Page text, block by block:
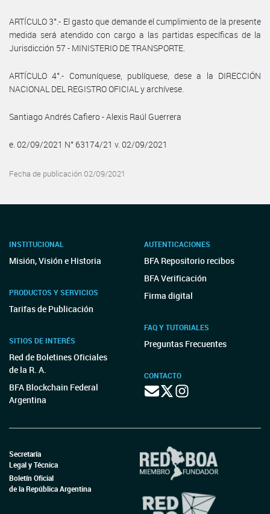
ARTÍCULO 3°.- El gasto que demande el cumplimiento de la presente
medida será atendido con cargo a las partidas específicas de la
Jurisdicción 57 - MINISTERIO DE TRANSPORTE.
ARTÍCULO 4°.- Comuníquese, publíquese, dese a la DIRECCIÓN
NACIONAL DEL REGISTRO OFICIAL y archívese.
Santiago Andrés Cafiero - Alexis Raúl Guerrera
e. 02/09/2021 N° 63174/21 v. 02/09/2021
Fecha de publicación 02/09/2021
INSTITUCIONAL
Misión, Visión e Historia
PRODUCTOS Y SERVICIOS
Tarifas de Publicación
SITIOS DE INTERÉS
Red de Boletines Oficiales
de la R. A.
BFA Blockchain Federal
Argentina
AUTENTICACIONES
BFA Repositorio recibos
BFA Verificación
Firma digital
FAQ Y TUTORIALES
Preguntas Frecuentes
CONTACTO
Secretaría
Legal y Técnica
Boletín Oficial
de la República Argentina